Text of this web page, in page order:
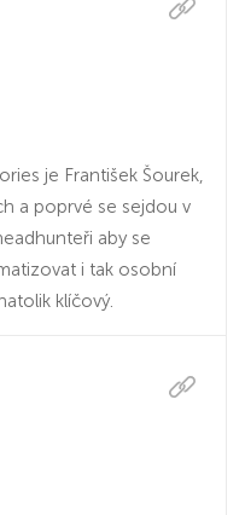
je František Šourek,
a poprvé se sejdou v
aby se
i tak osobní
klíčový.